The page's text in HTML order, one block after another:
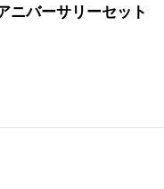
ニバーサリーセット